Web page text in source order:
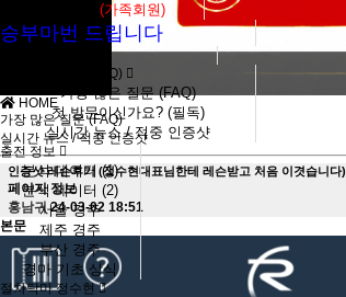
단통분석(가족회원)
승부마번 드립니다
가장 많은 질문 (FAQ)
가장 많은 질문 (FAQ)
첫 방문이신가요? (필독)
실시간 뉴스 / 적중 인증샷
출전 정보
분석 데이터 (1)
분석 데이터 (2)
서울 경주
제주 경주
부산 경주
경마 기초 상식
절차탁마 정수현
HOME
가장 많은 질문 (FAQ)
실시간 뉴스 / 적중 인증샷
인증샷 레슨후기 (정수현대표님한테 레슨받고 처음 이겻습니다)
페이지 정보
홍남귀 24-03-02 18:51
본문